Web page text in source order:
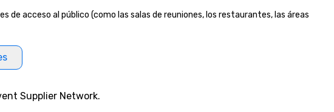
de acceso al público (como las salas de reuniones, los restaurantes, las áreas
Supplier Network.